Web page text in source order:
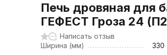
Печь дровяная для
ГЕФЕСТ Гроза 24
Написать отзыв
Ширина (мм)
330